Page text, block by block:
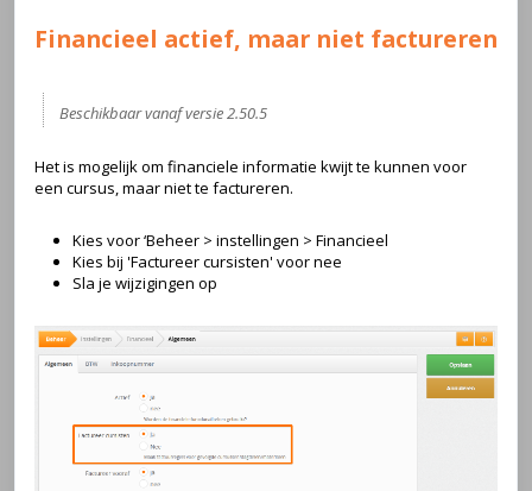
Financieel actief, maar niet factureren
Beschikbaar vanaf versie 2.50.5
Het is mogelijk om financiele informatie kwijt te kunnen voor
een cursus, maar niet te factureren.
Kies voor ‘Beheer > instellingen > Financieel
Kies bij 'Factureer cursisten' voor nee
Sla je wijzigingen op